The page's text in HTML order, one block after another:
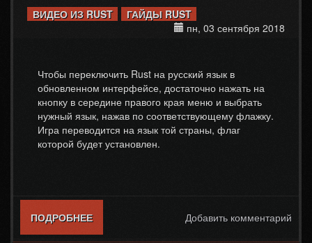
ВИДЕО ИЗ RUST
ГАЙДЫ RUST
пн, 03 сентября 2018
Чтобы переключить Rust на русский язык в
обновленном интерфейсе, достаточно нажать на
кнопку в середине правого края меню и выбрать
нужный язык, нажав по соответствующему флажку.
Игра переводится на язык той страны, флаг
которой будет установлен.
ПОДРОБНЕЕО ВИДЕОГАЙД — ВКЛЮЧАЕМ РУССКИЙ
ЯЗЫК В RUST
Добавить комментарий